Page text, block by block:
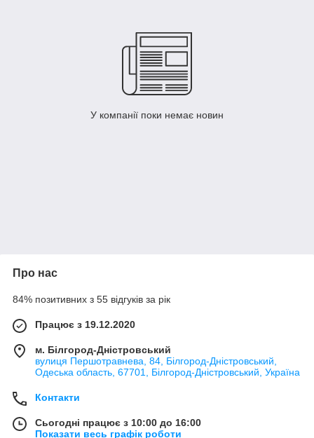
У компанії поки немає новин
Про нас
84% позитивних з 55 відгуків за рік
Працює з 19.12.2020
м. Білгород-Дністровський
вулиця Першотравнева, 84, Білгород-Дністровський,
Одеська область, 67701, Білгород-Дністровський, Україна
Контакти
Сьогодні працює з 10:00 до 16:00
Показати весь графік роботи